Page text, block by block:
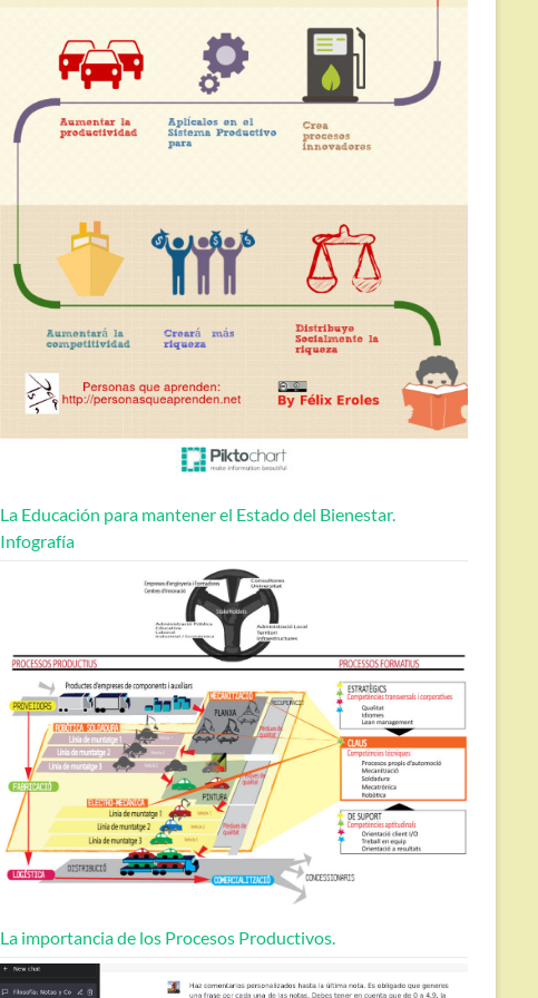
La Educación para mantener el Estado del Bienestar.
Infografía
La importancia de los Procesos Productivos.